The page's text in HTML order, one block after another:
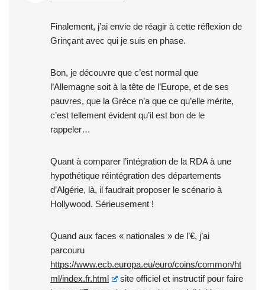
Finalement, j’ai envie de réagir à cette réflexion de
Grinçant avec qui je suis en phase.
Bon, je découvre que c’est normal que
l’Allemagne soit à la tête de l’Europe, et de ses
pauvres, que la Grèce n’a que ce qu’elle mérite,
c’est tellement évident qu’il est bon de le
rappeler…
Quant à comparer l’intégration de la RDA à une
hypothétique réintégration des départements
d’Algérie, là, il faudrait proposer le scénario à
Hollywood. Sérieusement !
Quand aux faces « nationales » de l’€, j’ai
parcouru
https://www.ecb.europa.eu/euro/coins/common/ht
ml/index.fr.html
site officiel et instructif pour faire